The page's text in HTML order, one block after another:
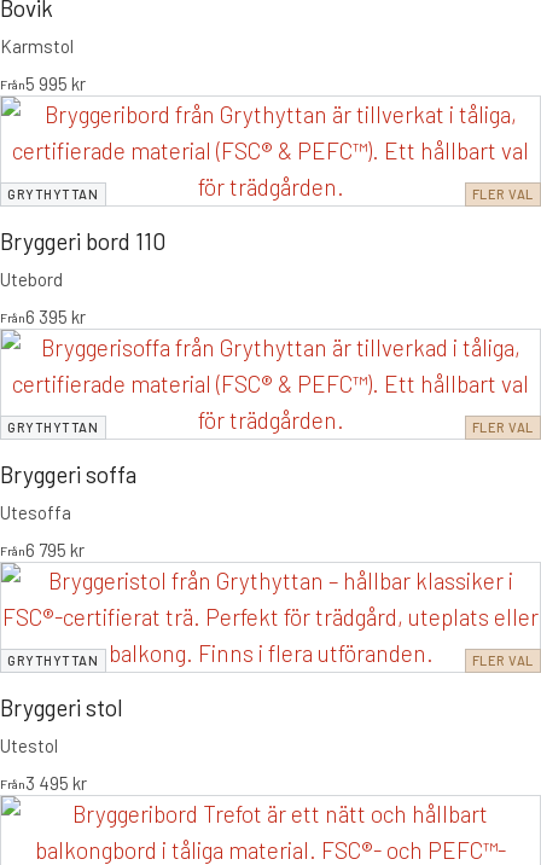
Bovik
Karmstol
Från5 995 kr
GRYTHYTTAN FLER VAL
Bryggeri bord 110
Utebord
Från6 395 kr
GRYTHYTTAN FLER VAL
Bryggeri soffa
Utesoffa
Från6 795 kr
GRYTHYTTAN FLER VAL
Bryggeri stol
Utestol
Från3 495 kr